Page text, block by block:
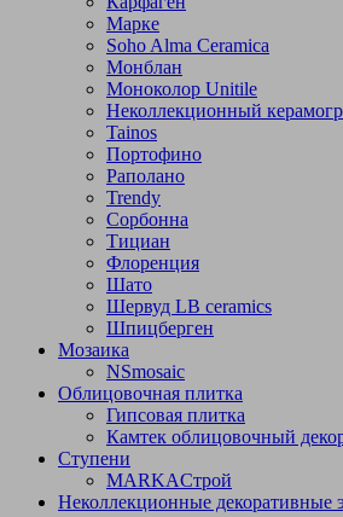
Марке
Soho Alma Ceramica
Монблан
Моноколор Unitile
Неколлекционный
Tainos
Портофино
Раполано
Trendy
Сорбонна
Тициан
Флоренция
Шато
Шервуд LB ceramics
Шпицберген
Мозаика
NSmosaic
Облицовочная плитка
Гипсовая плитка
Камтек облицовочный
Ступени
МARKAСтрой
Неколлекционные декоративные